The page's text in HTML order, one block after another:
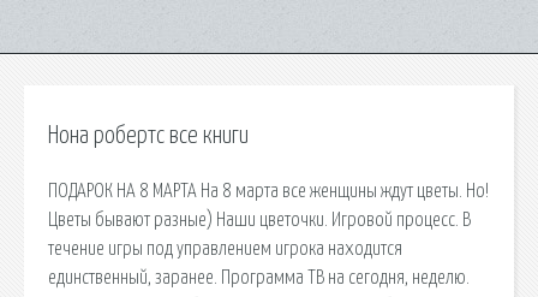
Нона робертс все книги
ПОДАРОК НА 8 МАРТА На 8 марта все женщины ждут цветы. Но!
Цветы бывают разные) Наши цветочки. Игровой процесс. В
течение игры под управлением игрока находится
единственный, заранее. Программа ТВ на сегодня, неделю.